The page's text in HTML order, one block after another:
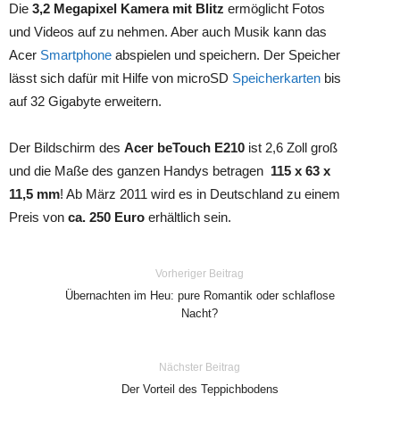
Die 3,2 Megapixel Kamera mit Blitz ermöglicht Fotos
und Videos auf zu nehmen. Aber auch Musik kann das
Acer Smartphone abspielen und speichern. Der Speicher
lässt sich dafür mit Hilfe von microSD Speicherkarten bis
auf 32 Gigabyte erweitern.
Der Bildschirm des Acer beTouch E210 ist 2,6 Zoll groß
und die Maße des ganzen Handys betragen 115 x 63 x
11,5 mm! Ab März 2011 wird es in Deutschland zu einem
Preis von ca. 250 Euro erhältlich sein.
Vorheriger Beitrag
Übernachten im Heu: pure Romantik oder schlaflose
Nacht?
Nächster Beitrag
Der Vorteil des Teppichbodens